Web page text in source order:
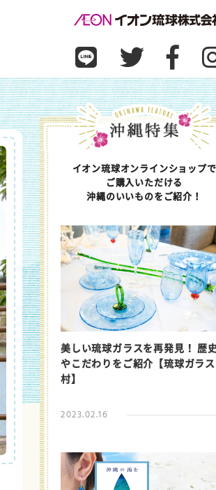
イオン琉球オンラインショップで
ご購入いただける
沖縄のいいものをご紹介！
美しい琉球ガラスを再発見！ 歴
やこだわりをご紹介【琉球ガラス
村】
2023.02.16